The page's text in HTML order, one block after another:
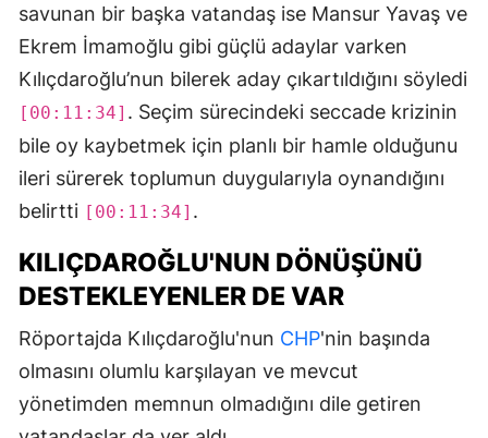
savunan bir başka vatandaş ise Mansur Yavaş ve
Ekrem İmamoğlu gibi güçlü adaylar varken
Kılıçdaroğlu’nun bilerek aday çıkartıldığını söyledi
[00:11:34] . Seçim sürecindeki seccade krizinin
bile oy kaybetmek için planlı bir hamle olduğunu
ileri sürerek toplumun duygularıyla oynandığını
belirtti [00:11:34] .
KILIÇDAROĞLU'NUN DÖNÜŞÜNÜ
DESTEKLEYENLER DE VAR
Röportajda Kılıçdaroğlu'nun CHP'nin başında
olmasını olumlu karşılayan ve mevcut
yönetimden memnun olmadığını dile getiren